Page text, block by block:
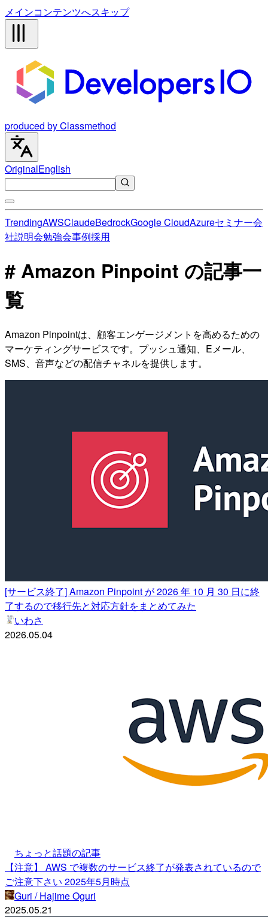
メインコンテンツへスキップ
produced by Classmethod
OriginalEnglish
TrendingAWSClaudeBedrockGoogle CloudAzureセミナー会
社説明会勉強会事例採用
# Amazon Pinpoint の記事一
覧
Amazon Pinpointは、顧客エンゲージメントを高めるための
マーケティングサービスです。プッシュ通知、Eメール、
SMS、音声などの配信チャネルを提供します。
[サービス終了] Amazon Pinpoint が 2026 年 10 月 30 日に終
了するので移行先と対応方針をまとめてみた
いわさ
2026.05.04
ちょっと話題の記事
【注意】 AWS で複数のサービス終了が発表されているので
ご注意下さい 2025年5月時点
Guri / Hajime Oguri
2025.05.21